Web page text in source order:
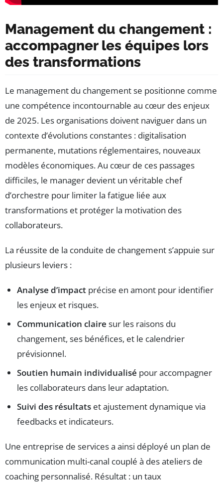
Management du changement :
accompagner les équipes lors
des transformations
Le management du changement se positionne comme
une compétence incontournable au cœur des enjeux
de 2025. Les organisations doivent naviguer dans un
contexte d’évolutions constantes : digitalisation
permanente, mutations réglementaires, nouveaux
modèles économiques. Au cœur de ces passages
difficiles, le manager devient un véritable chef
d’orchestre pour limiter la fatigue liée aux
transformations et protéger la motivation des
collaborateurs.
La réussite de la conduite de changement s’appuie sur
plusieurs leviers :
Analyse d’impact précise en amont pour identifier
les enjeux et risques.
Communication claire sur les raisons du
changement, ses bénéfices, et le calendrier
prévisionnel.
Soutien humain individualisé pour accompagner
les collaborateurs dans leur adaptation.
Suivi des résultats et ajustement dynamique via
feedbacks et indicateurs.
Une entreprise de services a ainsi déployé un plan de
communication multi-canal couplé à des ateliers de
coaching personnalisé. Résultat : un taux